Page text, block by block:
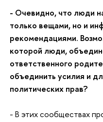
- Очевидно, что люди
только вещами, но и
рекомендациями.
которой люди,
ответственного
объединить усилия и
политических прав?
- В этих сообществах